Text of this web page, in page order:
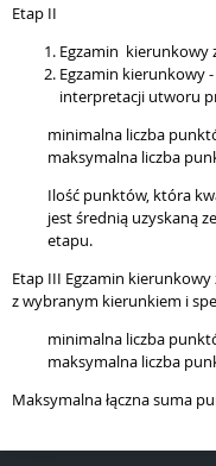
Etap II
Egzamin kierunkowy
Egzamin kierunkowy
interpretacji utworu
minimalna liczba
maksymalna liczba
Ilość punktów, która
jest średnią uzyskaną
etapu.
Etap III Egzamin
z wybranym kierunkiem i
minimalna liczba
maksymalna liczba
Maksymalna łączna suma